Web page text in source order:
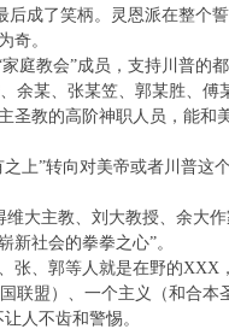
后成了笑柄。灵恩派在整个
奇。
庭教会”成员，支持川普的
余某、张某笠、郭某胜、傅
教的高阶神职人员，能和
上”转向对美帝或者川普这
大主教、刘大教授、余大
社会的拳拳之心”。
张、郭等人就是在野的XXX
联盟）、一个主义（和合本
人不齿和警惕。